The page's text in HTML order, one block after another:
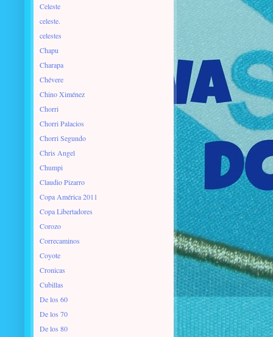
Celeste
celeste.
celestes
Chapu
Charapa
Chévere
Chino Ximénez
Chorri
Chorri Palacios
Chorri Segundo
Chris Angel
Chumpi
Claudio Pizarro
Copa América 2011
Copa Libertadores
Corozo
Correcaminos
Coyote
Cronicas
Cubillas
De los 60
De los 70
De los 80